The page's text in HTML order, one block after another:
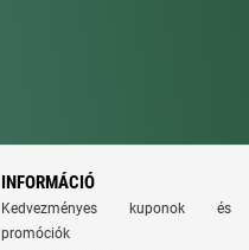
INFORMÁCIÓ
Kedvezményes kuponok és
promóciók